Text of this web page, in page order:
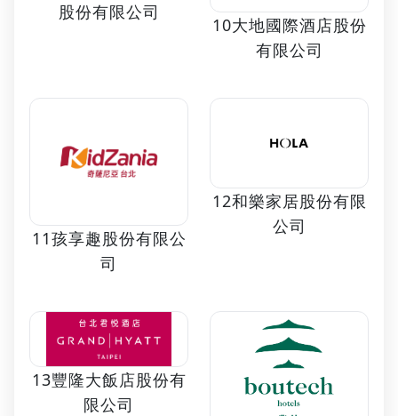
股份有限公司
10大地國際酒店股份
有限公司
11孩享趣股份有限公
司
12和樂家居股份有限
公司
13豐隆大飯店股份有
限公司